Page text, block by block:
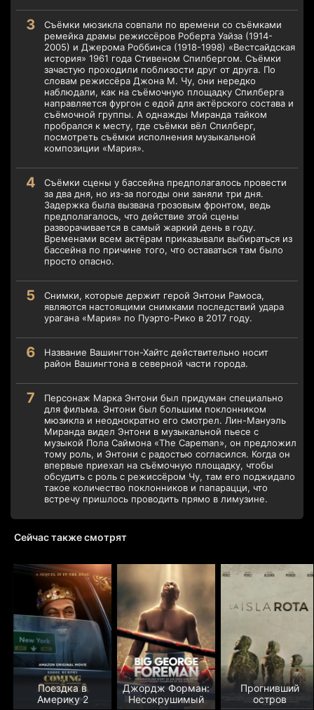
Съёмки мюзикла совпали по времени со съёмками
ремейка драмы режиссёров Роберта Уайза (1914-
2005) и Джерома Роббинса (1918-1998) «Вестсайдская
история» 1961 года Стивеном Спилбергом. Съёмки
зачастую проходили поблизости друг от друга. По
словам режиссёра Джона М. Чу, они нередко
наблюдали, как на съёмочную площадку Спилберга
направляется фургон с едой для актёрского состава и
съёмочной группы. А однажды Миранда тайком
пробрался к месту, где съёмки вёл Спилберг,
посмотреть съёмки исполнения музыкальной
композиции «Мария».
Съёмки сцены у бассейна предполагалось провести
за два дня, но из-за погоды они заняли три дня.
Задержка была вызвана грозовым фронтом, ведь
предполагалось, что действие этой сцены
разворачивается в самый жаркий день в году.
Временами всем актёрам приказывали выбираться из
бассейна по причине того, что оставаться там было
просто опасно.
Снимки, которые держит герой Энтони Рамоса,
являются настоящими снимками последствий удара
урагана «Мария» по Пуэрто-Рико в 2017 году.
Название Вашингтон-Хайтс действительно носит
район Вашингтона в северной части города.
Персонаж Марка Энтони был придуман специально
для фильма. Энтони был большим поклонником
мюзикла и неоднократно его смотрел. Лин-Мануэль
Миранда видел Энтони в музыкальной пьесе с
музыкой Пола Саймона «The Capeman», он предложил
тому роль, и Энтони с радостью согласился. Когда он
впервые приехал на съёмочную площадку, чтобы
обсудить с роль с режиссёром Чу, там его поджидало
такое количество поклонников и папарацци, что
встречу пришлось проводить прямо в лимузине.
Сейчас также смотрят
Поездка в
Америку 2
Джордж Форман:
Несокрушимый
Прогнивший
остров